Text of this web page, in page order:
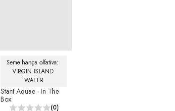
Semelhança olfativa:
VIRGIN ISLAND
WATER
Stant Aquae - In The
Box
(0)